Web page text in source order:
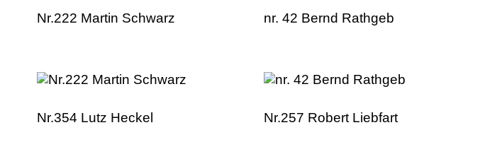
Nr.222 Martin Schwarz nr. 42 Bernd Rathgeb
Nr.354 Lutz Heckel Nr.257 Robert Liebfart